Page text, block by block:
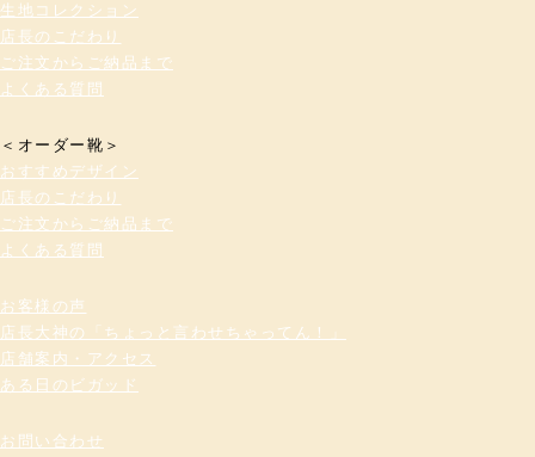
生地コレクション
店長のこだわり
ご注文からご納品まで
よくある質問
＜オーダー靴＞
おすすめデザイン
店長のこだわり
ご注文からご納品まで
よくある質問
お客様の声
店長大神の「ちょっと言わせちゃってん！」
店舗案内・アクセス
ある日のビガッド
お問い合わせ